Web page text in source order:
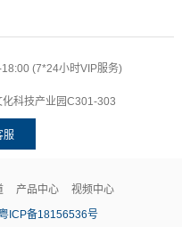
(7*24小时VIP服务)
科技产业园C301-303
服
产品中心
视频中心
ICP备18156536号